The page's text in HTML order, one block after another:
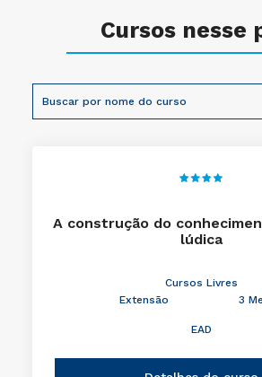
Cursos nesse
A construção do
lúdica
Cursos Livres
Extensão
3
EAD